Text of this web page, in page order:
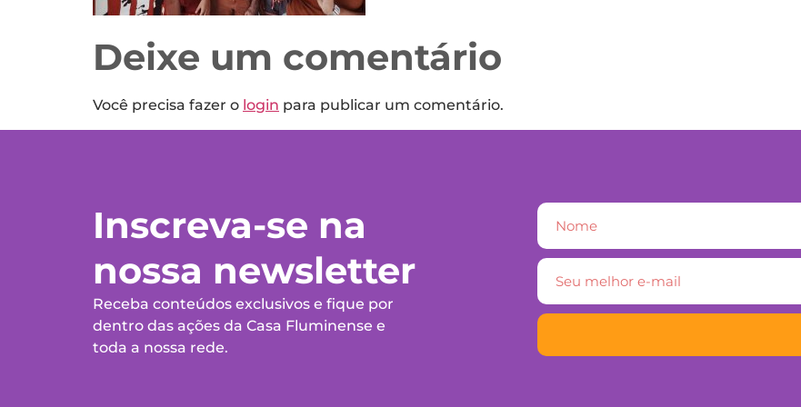
Deixe um comentário
Você precisa fazer o login para publicar um comentário.
Inscreva-se na
nossa newsletter
Receba conteúdos exclusivos e fique por
dentro das ações da Casa Fluminense e
toda a nossa rede.